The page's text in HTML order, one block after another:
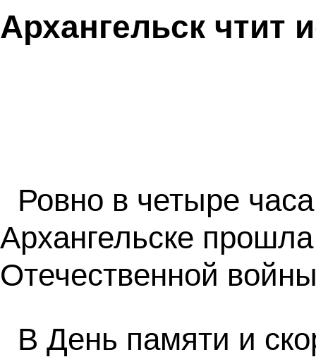
Архангельск чтит
Ровно в четыре
Архангельске
Отечественной
В День памяти и